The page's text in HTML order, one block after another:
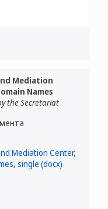
Mediation
Names
the Secretariat